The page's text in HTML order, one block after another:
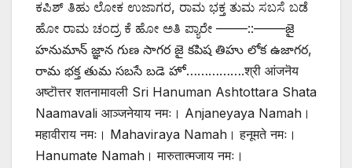
ಕಪಿಶ್ ತಿಹು ಲೋಕ ಉಜಾಗರ, ರಾಮ ಭಕ್ತ ತುಮ ಸಬಸೆ ಬಡೆ
ಹೋ ರಾಮ ಚಂದ್ರ ಕೆ ಹೋ ಅತಿ ಪ್ಯಾರೇ ——–::——–జై
హనుమాన్ జ్ఞాన గుణ సాగర జై కపిష తిహు లోక ఉజాగర,
రామ భక్త తుమ సబసే బడె హో…………….श्री आंजनॆय
अष्टॊत्तर शतनामावली Sri Hanuman Ashtottara Shata
Naamavali आञ्जनेयाय नमः। Anjaneyaya Namah।
महावीराय नमः। Mahaviraya Namah। हनूमते नमः।
Hanumate Namah। मारुतात्मजाय नमः।